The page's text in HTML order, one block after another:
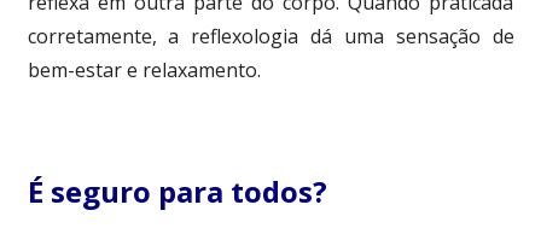
corretamente, a reflexologia dá uma sensação de
bem-estar e relaxamento.
É seguro para todos?